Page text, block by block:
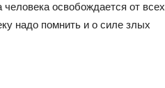
освобождается от всех
надо помнить и о силе злых